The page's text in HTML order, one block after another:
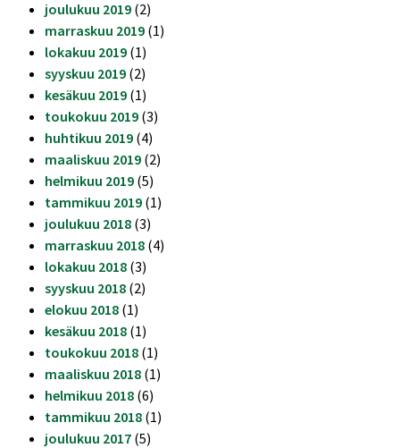
joulukuu 2019 (2)
marraskuu 2019 (1)
lokakuu 2019 (1)
syyskuu 2019 (2)
kesäkuu 2019 (1)
toukokuu 2019 (3)
huhtikuu 2019 (4)
maaliskuu 2019 (2)
helmikuu 2019 (5)
tammikuu 2019 (1)
joulukuu 2018 (3)
marraskuu 2018 (4)
lokakuu 2018 (3)
syyskuu 2018 (2)
elokuu 2018 (1)
kesäkuu 2018 (1)
toukokuu 2018 (1)
maaliskuu 2018 (1)
helmikuu 2018 (6)
tammikuu 2018 (1)
joulukuu 2017 (5)